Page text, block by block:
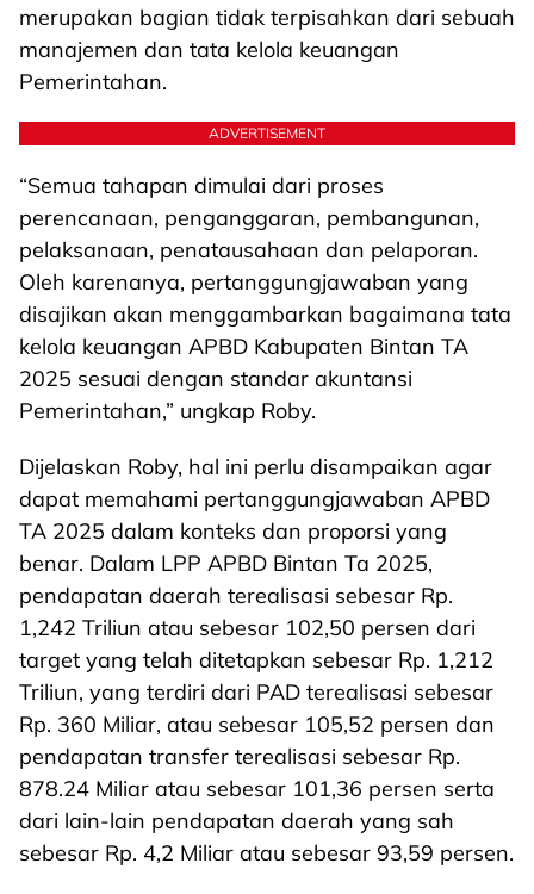
merupakan bagian tidak terpisahkan dari sebuah
manajemen dan tata kelola keuangan
Pemerintahan.
ADVERTISEMENT
“Semua tahapan dimulai dari proses
perencanaan, penganggaran, pembangunan,
pelaksanaan, penatausahaan dan pelaporan.
Oleh karenanya, pertanggungjawaban yang
disajikan akan menggambarkan bagaimana tata
kelola keuangan APBD Kabupaten Bintan TA
2025 sesuai dengan standar akuntansi
Pemerintahan,” ungkap Roby.
Dijelaskan Roby, hal ini perlu disampaikan agar
dapat memahami pertanggungjawaban APBD
TA 2025 dalam konteks dan proporsi yang
benar. Dalam LPP APBD Bintan Ta 2025,
pendapatan daerah terealisasi sebesar Rp.
1,242 Triliun atau sebesar 102,50 persen dari
target yang telah ditetapkan sebesar Rp. 1,212
Triliun, yang terdiri dari PAD terealisasi sebesar
Rp. 360 Miliar, atau sebesar 105,52 persen dan
pendapatan transfer terealisasi sebesar Rp.
878.24 Miliar atau sebesar 101,36 persen serta
dari lain-lain pendapatan daerah yang sah
sebesar Rp. 4,2 Miliar atau sebesar 93,59 persen.